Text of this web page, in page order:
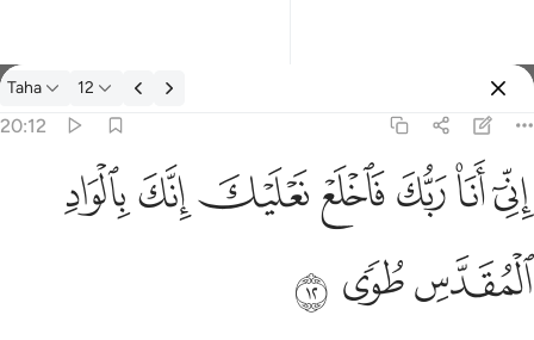
Tafsir: Taha 20:12
Taha 12
20:12
اني انا ربك فاخلع نعليك انك بالواد المقدس طوى ١٢
إِنِّىٓ أَنَا۠ رَبُّكَ فَٱخْلَعْ نَعْلَيْكَ ۖ إِنَّكَ بِٱلْوَادِ ٱلْمُقَدَّسِ طُوًۭى ١٢
ﲺﲻﲼﲽﲾﲿﳀ
ﳁﳂ ﳃ